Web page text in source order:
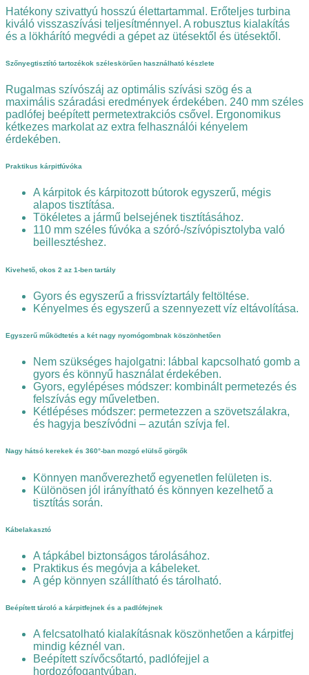
Hatékony szivattyú hosszú élettartammal. Erőteljes turbina
kiváló visszaszívási teljesítménnyel. A robusztus kialakítás
és a lökhárító megvédi a gépet az ütésektől és ütésektől.
Szőnyegtisztító tartozékok széleskörűen használható készlete
Rugalmas szívószáj az optimális szívási szög és a
maximális száradási eredmények érdekében. 240 mm széles
padlófej beépített permetextrakciós csővel. Ergonomikus
kétkezes markolat az extra felhasználói kényelem
érdekében.
Praktikus kárpitfúvóka
A kárpitok és kárpitozott bútorok egyszerű, mégis
alapos tisztítása.
Tökéletes a jármű belsejének tisztításához.
110 mm széles fúvóka a szóró-/szívópisztolyba való
beillesztéshez.
Kivehető, okos 2 az 1-ben tartály
Gyors és egyszerű a frissvíztartály feltöltése.
Kényelmes és egyszerű a szennyezett víz eltávolítása.
Egyszerű működtetés a két nagy nyomógombnak köszönhetően
Nem szükséges hajolgatni: lábbal kapcsolható gomb a
gyors és könnyű használat érdekében.
Gyors, egylépéses módszer: kombinált permetezés és
felszívás egy műveletben.
Kétlépéses módszer: permetezzen a szövetszálakra,
és hagyja beszívódni – azután szívja fel.
Nagy hátsó kerekek és 360°-ban mozgó elülső görgők
Könnyen manőverezhető egyenetlen felületen is.
Különösen jól irányítható és könnyen kezelhető a
tisztítás során.
Kábelakasztó
A tápkábel biztonságos tárolásához.
Praktikus és megóvja a kábeleket.
A gép könnyen szállítható és tárolható.
Beépített tároló a kárpitfejnek és a padlófejnek
A felcsatolható kialakításnak köszönhetően a kárpitfej
mindig kéznél van.
Beépített szívőcsőtartó, padlófejjel a
hordozófogantyúban.